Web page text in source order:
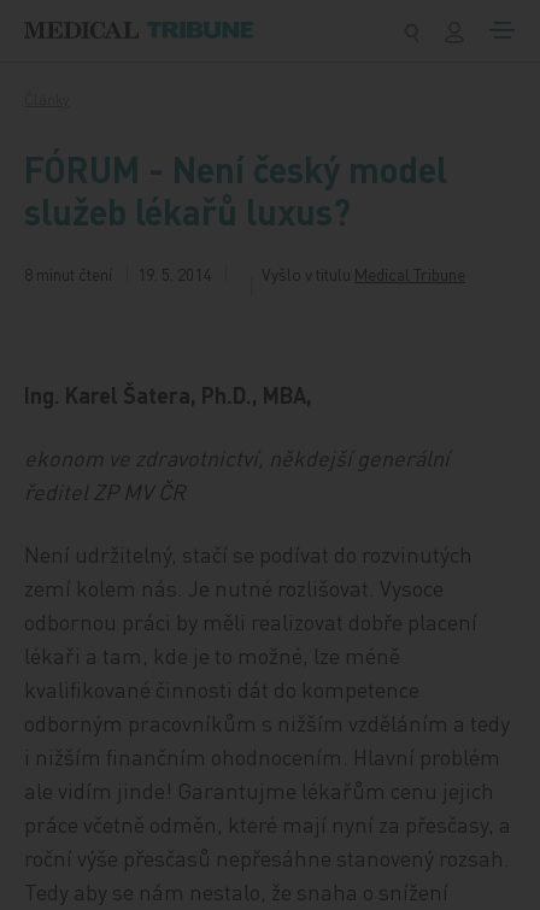
FÓRUM - Není český model
služeb lékařů luxus?
8 minut čtení 19. 5. 2014 Vyšlo v titulu Medical Tribune
Ing. Karel Šatera, Ph.D., MBA,
ekonom ve zdravotnictví, někdejší generální
ředitel ZP MV ČR
Není udržitelný, stačí se podívat do rozvinutých
zemí kolem nás. Je nutné rozlišovat. Vysoce
odbornou práci by měli realizovat dobře placení
lékaři a tam, kde je to možné, lze méně
kvalifikované činnosti dát do kompetence
odborným pracovníkům s nižším vzděláním a tedy
i nižším finančním ohodnocením. Hlavní problém
ale vidím jinde! Garantujme lékařům cenu jejich
práce včetně odměn, které mají nyní za přesčasy, a
roční výše přesčasů nepřesáhne stanovený rozsah.
Tedy aby se nám nestalo, že snaha o snížení